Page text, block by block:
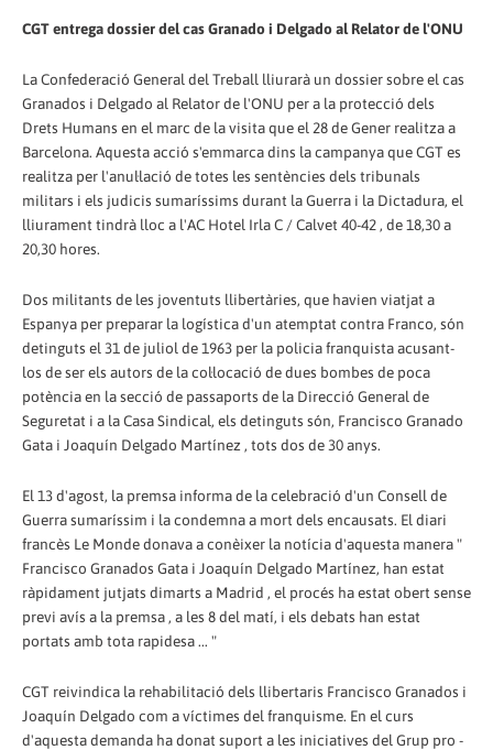
CGT entrega dossier del cas Granado i Delgado al Relator de l'ONU
La Confederació General del Treball lliurarà un dossier sobre el cas
Granados i Delgado al Relator de l'ONU per a la protecció dels
Drets Humans en el marc de la visita que el 28 de Gener realitza a
Barcelona. Aquesta acció s'emmarca dins la campanya que CGT es
realitza per l'anul·lació de totes les sentències dels tribunals
militars i els judicis sumaríssims durant la Guerra i la Dictadura, el
lliurament tindrà lloc a l'AC Hotel Irla C / Calvet 40-42 , de 18,30 a
20,30 hores.
Dos militants de les joventuts llibertàries, que havien viatjat a
Espanya per preparar la logística d'un atemptat contra Franco, són
detinguts el 31 de juliol de 1963 per la policia franquista acusant-
los de ser els autors de la col·locació de dues bombes de poca
potència en la secció de passaports de la Direcció General de
Seguretat i a la Casa Sindical, els detinguts són, Francisco Granado
Gata i Joaquín Delgado Martínez , tots dos de 30 anys.
El 13 d'agost, la premsa informa de la celebració d'un Consell de
Guerra sumaríssim i la condemna a mort dels encausats. El diari
francès Le Monde donava a conèixer la notícia d'aquesta manera "
Francisco Granados Gata i Joaquín Delgado Martínez, han estat
ràpidament jutjats dimarts a Madrid , el procés ha estat obert sense
previ avís a la premsa , a les 8 del matí, i els debats han estat
portats amb tota rapidesa ... "
CGT reivindica la rehabilitació dels llibertaris Francisco Granados i
Joaquín Delgado com a víctimes del franquisme. En el curs
d'aquesta demanda ha donat suport a les iniciatives del Grup pro -